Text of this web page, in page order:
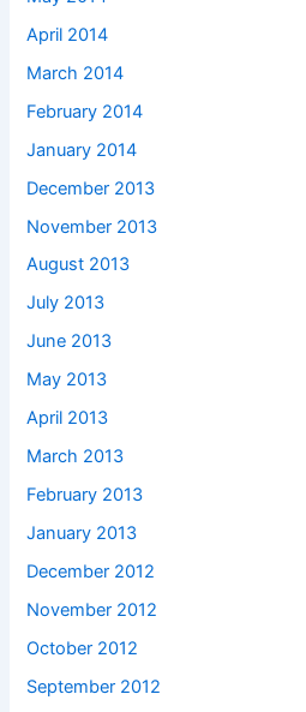
April 2014
March 2014
February 2014
January 2014
December 2013
November 2013
August 2013
July 2013
June 2013
May 2013
April 2013
March 2013
February 2013
January 2013
December 2012
November 2012
October 2012
September 2012